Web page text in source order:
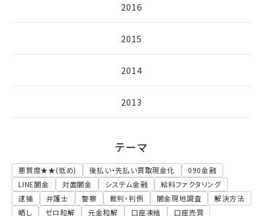
2016
2015
2014
2013
テーマ
悪質度★★(低め) 後払い・先払い買取現金化
090金融
LINE闇金
対面闇金 システム金融
給料ファクタリング
逮捕
弁護士 警察 裁判・判例 闇金現地調査
解決方法
晒し
ゼロ和解 元金和解 口座凍結
口座売買